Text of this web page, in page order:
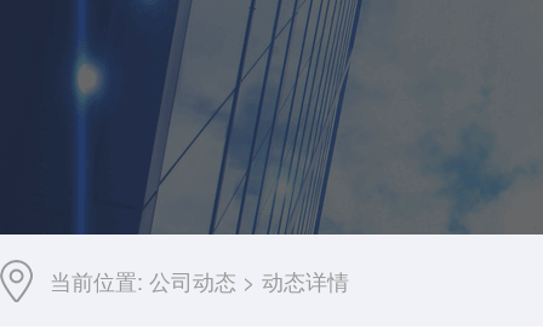
当前位置: 公司动态 > 动态详情